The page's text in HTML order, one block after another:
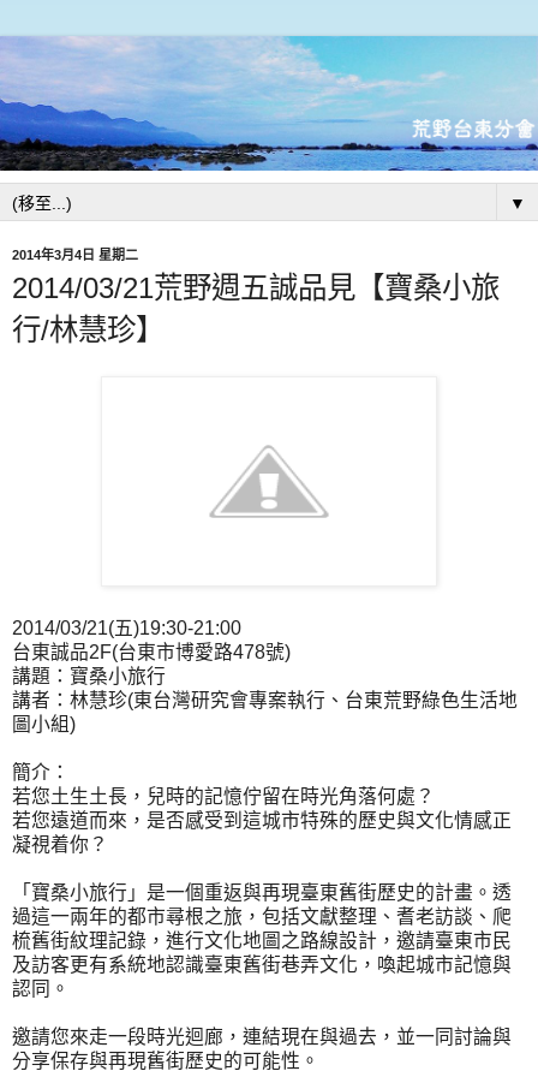
▼
2014年3月4日 星期二
2014/03/21荒野週五誠品見【寶桑小旅
行/林慧珍】
2014/03/21(五)19:30-21:00
台東誠品2F(台東市博愛路478號)
講題：寶桑小旅行
講者：林慧珍(東台灣研究會專案執行、台東荒野綠色生活地
圖小組)
簡介：
若您土生土長，兒時的記憶佇留在時光角落何處？
若您遠道而來，是否感受到這城市特殊的歷史與文化情感正
凝視着你？
「寶桑小旅行」是一個重返與再現臺東舊街歷史的計畫。透
過這一兩年的都市尋根之旅，包括文獻整理、耆老訪談、爬
梳舊街紋理記錄，進行文化地圖之路線設計，邀請臺東市民
及訪客更有系統地認識臺東舊街巷弄文化，喚起城市記憶與
認同。
邀請您來走一段時光迴廊，連結現在與過去，並一同討論與
分享保存與再現舊街歷史的可能性。